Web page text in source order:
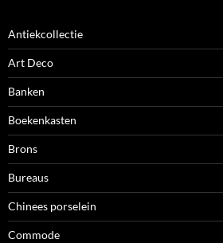
Antiekcollectie
Art Deco
Banken
Boekenkasten
Brons
Bureaus
Chinees porselein
Commode